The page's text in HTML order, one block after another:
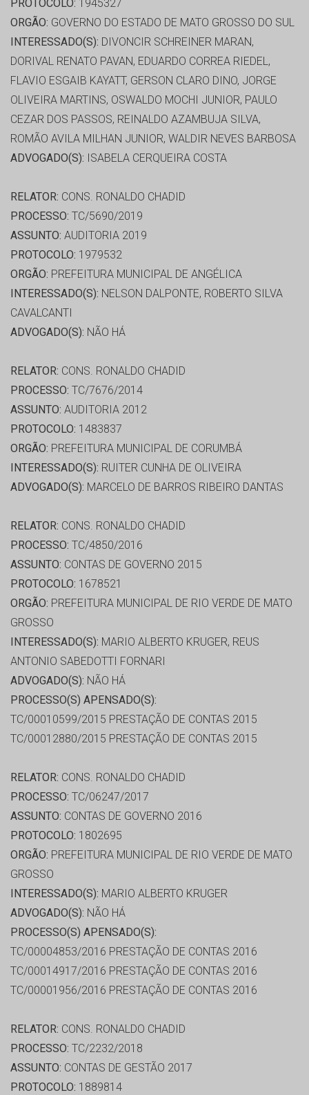
PROTOCOLO: 1945327
ORGÃO: GOVERNO DO ESTADO DE MATO GROSSO DO SUL
INTERESSADO(S): DIVONCIR SCHREINER MARAN,
DORIVAL RENATO PAVAN, EDUARDO CORREA RIEDEL,
FLAVIO ESGAIB KAYATT, GERSON CLARO DINO, JORGE
OLIVEIRA MARTINS, OSWALDO MOCHI JUNIOR, PAULO
CEZAR DOS PASSOS, REINALDO AZAMBUJA SILVA,
ROMÃO AVILA MILHAN JUNIOR, WALDIR NEVES BARBOSA
ADVOGADO(S): ISABELA CERQUEIRA COSTA
RELATOR: CONS. RONALDO CHADID
PROCESSO: TC/5690/2019
ASSUNTO: AUDITORIA 2019
PROTOCOLO: 1979532
ORGÃO: PREFEITURA MUNICIPAL DE ANGÉLICA
INTERESSADO(S): NELSON DALPONTE, ROBERTO SILVA
CAVALCANTI
ADVOGADO(S): NÃO HÁ
RELATOR: CONS. RONALDO CHADID
PROCESSO: TC/7676/2014
ASSUNTO: AUDITORIA 2012
PROTOCOLO: 1483837
ORGÃO: PREFEITURA MUNICIPAL DE CORUMBÁ
INTERESSADO(S): RUITER CUNHA DE OLIVEIRA
ADVOGADO(S): MARCELO DE BARROS RIBEIRO DANTAS
RELATOR: CONS. RONALDO CHADID
PROCESSO: TC/4850/2016
ASSUNTO: CONTAS DE GOVERNO 2015
PROTOCOLO: 1678521
ORGÃO: PREFEITURA MUNICIPAL DE RIO VERDE DE MATO
GROSSO
INTERESSADO(S): MARIO ALBERTO KRUGER, REUS
ANTONIO SABEDOTTI FORNARI
ADVOGADO(S): NÃO HÁ
PROCESSO(S) APENSADO(S):
TC/00010599/2015 PRESTAÇÃO DE CONTAS 2015
TC/00012880/2015 PRESTAÇÃO DE CONTAS 2015
RELATOR: CONS. RONALDO CHADID
PROCESSO: TC/06247/2017
ASSUNTO: CONTAS DE GOVERNO 2016
PROTOCOLO: 1802695
ORGÃO: PREFEITURA MUNICIPAL DE RIO VERDE DE MATO
GROSSO
INTERESSADO(S): MARIO ALBERTO KRUGER
ADVOGADO(S): NÃO HÁ
PROCESSO(S) APENSADO(S):
TC/00004853/2016 PRESTAÇÃO DE CONTAS 2016
TC/00014917/2016 PRESTAÇÃO DE CONTAS 2016
TC/00001956/2016 PRESTAÇÃO DE CONTAS 2016
RELATOR: CONS. RONALDO CHADID
PROCESSO: TC/2232/2018
ASSUNTO: CONTAS DE GESTÃO 2017
PROTOCOLO: 1889814